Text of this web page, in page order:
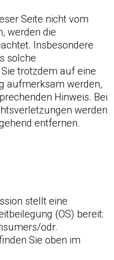
Seite nicht vom
werden die
Insbesondere
solche
trotzdem auf eine
aufmerksam werden,
Hinweis. Bei
werden
entfernen.
stellt eine
(OS) bereit:
odr.
Sie oben im